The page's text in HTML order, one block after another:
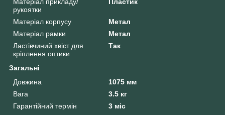
рукоятки
Матеріал корпусу
Метал
Матеріал рамки
Метал
Ластівчиний хвіст для
кріплення оптики
Так
Загальні
Довжина
1075 мм
Вага
3.5 кг
Гарантійний термін
3 міс